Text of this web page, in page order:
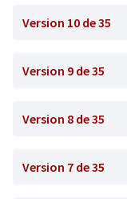
Version 10 de 35
Version 9 de 35
Version 8 de 35
Version 7 de 35